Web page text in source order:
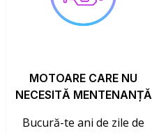
MOTOARE CARE NU
NECESITĂ MENTENANȚĂ
Bucură-te ani de zile de